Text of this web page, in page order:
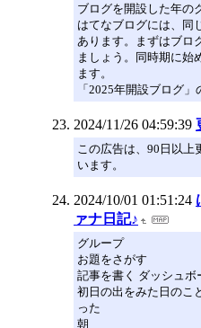
ブログを開設した年の
はてなブログには、同
あります。まずはブロ
ましょう。同時期に始
ます。
「2025年開設ブログ
2024/11/26 04:59:39
この広告は、90日以上
います。
2024/10/01 01:51:24
ァナ日記♪
グループ
お題をさがす
記事を書く ダッシュボ
初日の出をみた日のこ
った
朝